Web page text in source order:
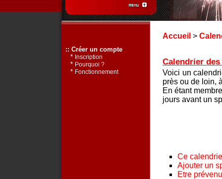
Accueil >
Calendrier
Voici un
près ou de loin,
En étant
jours avant un
Ce
Ajouter un
Etre
:: Créer un compte
* Inscription
* Pourquoi ?
* Fonctionnement